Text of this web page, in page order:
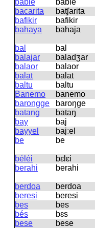
bable
bable
bacarita
batʃarita
bafikir
bafikir
bahaya
bahaja
bal
bal
balajar
baladʒar
balaor
balaor
balat
balat
baltu
baltu
Banemo
banemo
barongge
baroŋɡe
batang
bataŋ
bay
baj
bayyel
bajːel
be
be
béléi
bɛlɛi
berahi
berahi
berdoa
berdoa
beresi
beresi
bes
bes
bés
bɛs
bese
bese